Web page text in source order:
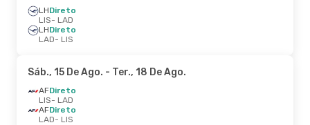
LHDireto
LIS- LAD
LHDireto
LAD- LIS
Sáb., 15 De Ago. - Ter., 18 De Ago.
AFDireto
LIS- LAD
AFDireto
LAD- LIS